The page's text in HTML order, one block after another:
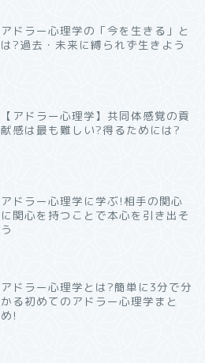
アドラー心理学の「今を生きる」と
は?過去・未来に縛られず生きよう
【アドラー心理学】共同体感覚の貢
献感は最も難しい?得るためには?
アドラー心理学に学ぶ!相手の関心
に関心を持つことで本心を引き出そ
う
アドラー心理学とは?簡単に3分で分
かる初めてのアドラー心理学まと
め!